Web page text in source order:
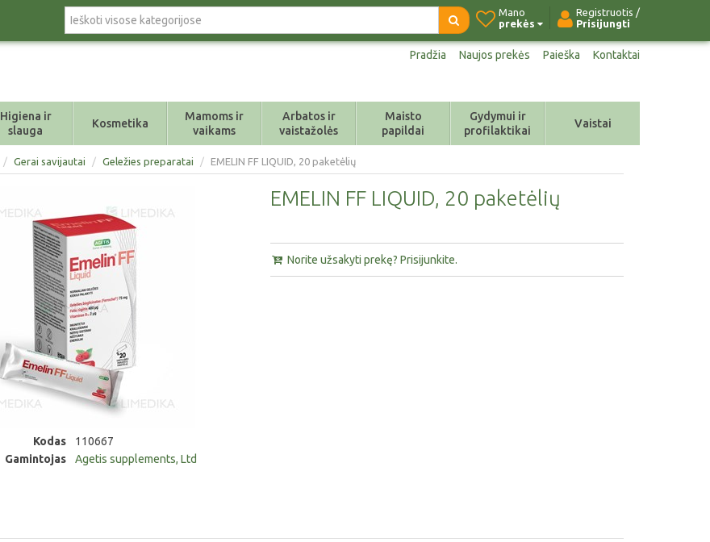
Registruotis /
Prisijungti
Mano
prekės
Pradžia Naujos prekės Paieška Kontaktai
Higiena ir
slauga
Kosmetika
Mamoms ir
vaikams
Arbatos ir
vaistažolės
Maisto
papildai
Gydymui ir
profilaktikai
Vaistai
/ Gerai savijautai / Geležies preparatai / EMELIN FF LIQUID, 20 paketėlių
Kodas
110667
Gamintojas
Agetis supplements, Ltd
EMELIN FF LIQUID, 20 paketėlių
Norite užsakyti prekę? Prisijunkite.